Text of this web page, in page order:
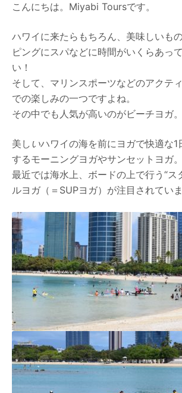
こんにちは。Miyabi Toursです。
ハワイに来たらもちろん、美味しいも
ピングにスパなどに時間がいくらあっ
い！
そして、マリンスポーツなどのアクテ
での楽しみの一つですよね。
その中でも人気が高いのがビーチヨガ。
美し いハワイの海を前にヨガで快適な1
するモーニングヨガやサンセットヨガ。
最近では海水上、ボードの上で行う“ス
ルヨガ（＝SUPヨガ）が注目されていま